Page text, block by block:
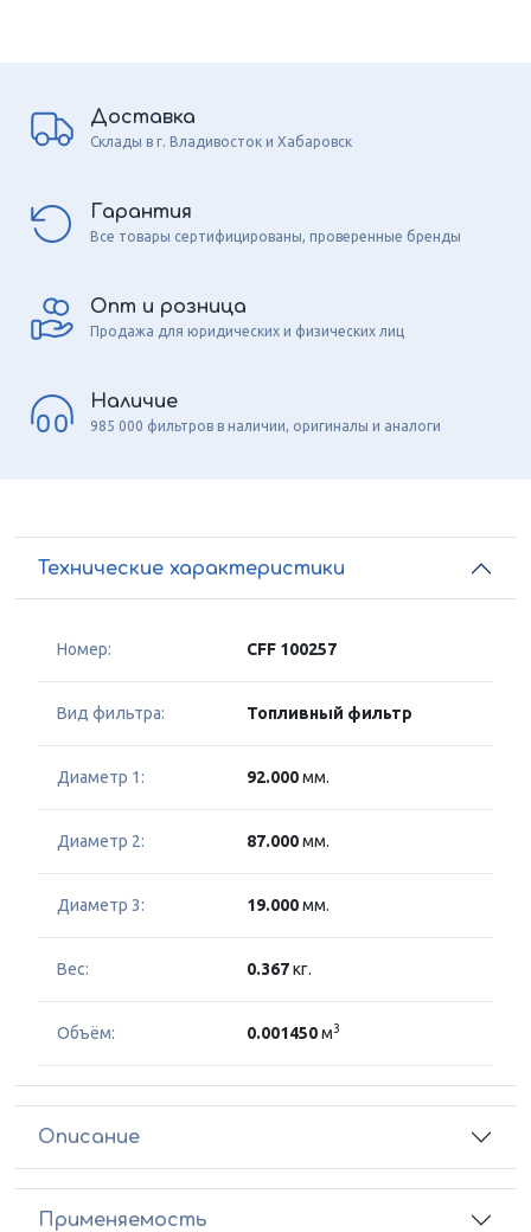
Доставка
Склады в г. Владивосток и Хабаровск
Гарантия
Все товары сертифицированы, проверенные бренды
Опт и розница
Продажа для юридических и физических лиц
Наличие
985 000 фильтров в наличии, оригиналы и аналоги
Технические характеристики
Номер: CFF 100257
Вид фильтра: Топливный фильтр
Диаметр 1: 92.000мм.
Диаметр 2: 87.000мм.
Диаметр 3: 19.000мм.
Вес: 0.367кг.
Объём: 0.001450м3
Описание
Применяемость